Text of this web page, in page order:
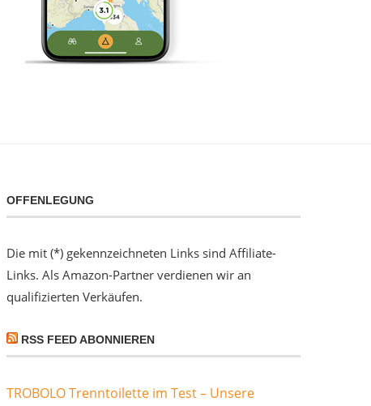
OFFENLEGUNG
Die mit (*) gekennzeichneten Links sind Affiliate-
Links. Als Amazon-Partner verdienen wir an
qualifizierten Verkäufen.
RSS FEED ABONNIEREN
TROBOLO Trenntoilette im Test – Unsere